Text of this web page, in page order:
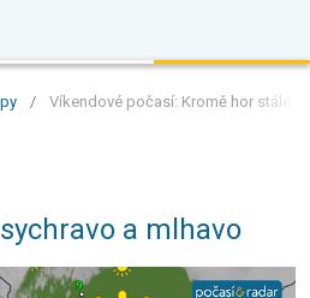
/ Víkendové počasí: Kromě hor stále
a mlhavo